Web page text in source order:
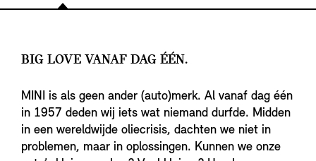
BIG LOVE VANAF DAG ÉÉN.
MINI is als geen ander (auto)merk. Al vanaf dag één
in 1957 deden wij iets wat niemand durfde. Midden
in een wereldwijde oliecrisis, dachten we niet in
problemen, maar in oplossingen. Kunnen we onze